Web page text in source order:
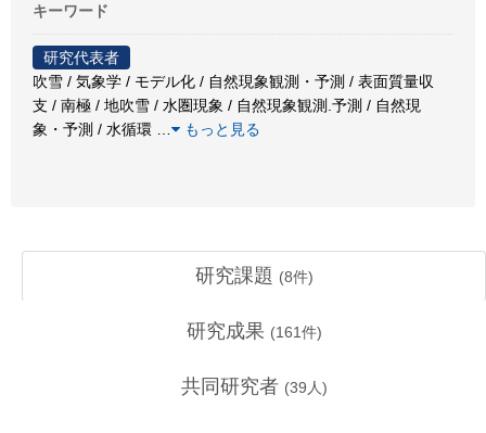
キーワード
研究代表者
吹雪 / 気象学 / モデル化 / 自然現象観測・予測 / 表面質量収
支 / 南極 / 地吹雪 / 水圏現象 / 自然現象観測.予測 / 自然現
象・予測 / 水循環
もっと見る
研究課題 (8件)
研究成果 (161件)
共同研究者 (39 人)